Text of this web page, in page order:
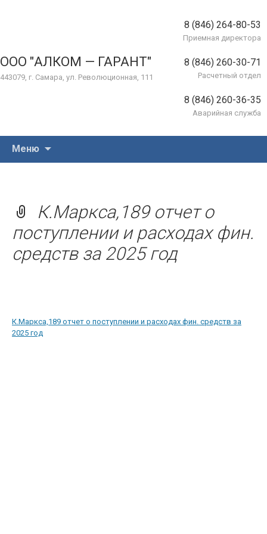
ООО "АЛКОМ — ГАРАНТ"
443079, г. Самара, ул. Революционная, 111
8 (846) 264-80-53
Приемная директора
8 (846) 260-30-71
Расчетный отдел
8 (846) 260-36-35
Аварийная служба
Меню
К.Маркса,189 отчет о
поступлении и расходах фин.
средств за 2025 год
К.Маркса,189 отчет о поступлении и расходах фин. средств за
2025 год